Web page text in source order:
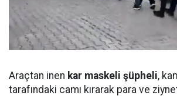
Araçtan inen kar maskeli şüpheli,
tarafındaki camı kırarak para ve